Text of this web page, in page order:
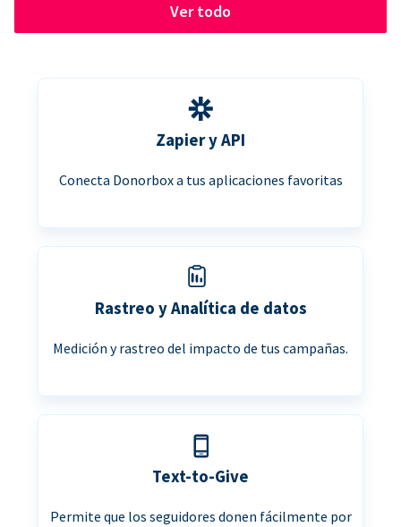
Ver todo
Zapier y API
Conecta Donorbox a tus aplicaciones favoritas
Rastreo y Analítica de datos
Medición y rastreo del impacto de tus campañas.
Text-to-Give
Permite que los seguidores donen fácilmente por